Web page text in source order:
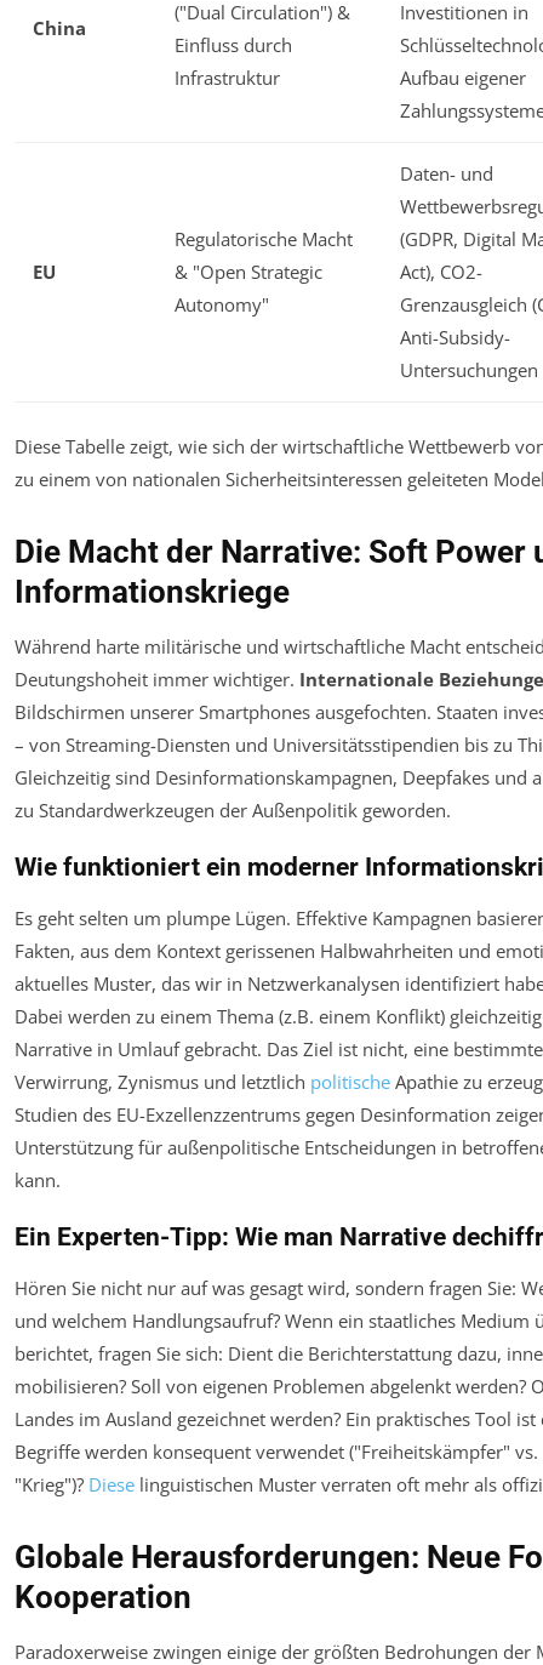
China
("Dual Circulation") &
Einfluss durch
Infrastruktur
Investitionen in
Aufbau eigener
EU
Regulatorische Macht
& "Open Strategic
Autonomy"
Daten- und
(GDPR, Digital
Act), CO2-
Grenzausgleich
Anti-Subsidy-
Untersuchungen
Diese Tabelle zeigt, wie sich der wirtschaftliche Wettbewerb
zu einem von nationalen Sicherheitsinteressen geleiteten
Die Macht der Narrative: Soft Power
Informationskriege
Während harte militärische und wirtschaftliche Macht
Deutungshoheit immer wichtiger. Internationale
Bildschirmen unserer Smartphones ausgefochten. Staaten
– von Streaming-Diensten und Universitätsstipendien bis zu
Gleichzeitig sind Desinformationskampagnen, Deepfakes und
zu Standardwerkzeugen der Außenpolitik geworden.
Wie funktioniert ein moderner
Es geht selten um plumpe Lügen. Effektive Kampagnen
Fakten, aus dem Kontext gerissenen Halbwahrheiten und
aktuelles Muster, das wir in Netzwerkanalysen identifiziert
Dabei werden zu einem Thema (z.B. einem Konflikt)
Narrative in Umlauf gebracht. Das Ziel ist nicht, eine
Verwirrung, Zynismus und letztlich politische Apathie zu
Studien des EU-Exzellenzzentrums gegen Desinformation
Unterstützung für außenpolitische Entscheidungen in
kann.
Ein Experten-Tipp: Wie man Narrative
Hören Sie nicht nur aufwas gesagt wird, sondern fragen Sie:
und welchem Handlungsaufruf? Wenn ein staatliches Medium
berichtet, fragen Sie sich: Dient die Berichterstattung dazu,
mobilisieren? Soll von eigenen Problemen abgelenkt werden?
Landes im Ausland gezeichnet werden? Ein praktisches Tool
Begriffe werden konsequent verwendet ("Freiheitskämpfer"
"Krieg")? Diese linguistischen Muster verraten oft mehr als
Globale Herausforderungen: Neue
Kooperation
Paradoxerweise zwingen einige der größten Bedrohungen der